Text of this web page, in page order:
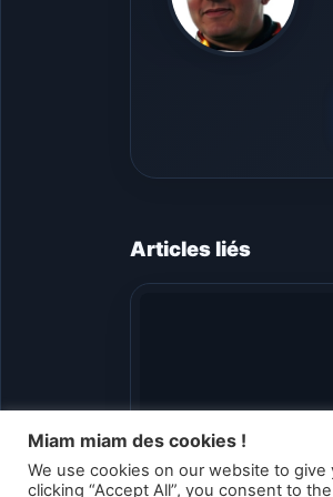
Articles liés
Valorant – Riot
Miam miam des cookies !
We use cookies on our website to
clicking “Accept All”, you consent to